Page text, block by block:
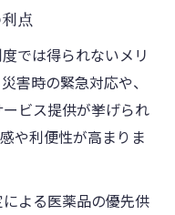
点
では得られないメリ
害時の緊急対応や、
ビス提供が挙げられ
や利便性が高まりま
よる医薬品の優先供